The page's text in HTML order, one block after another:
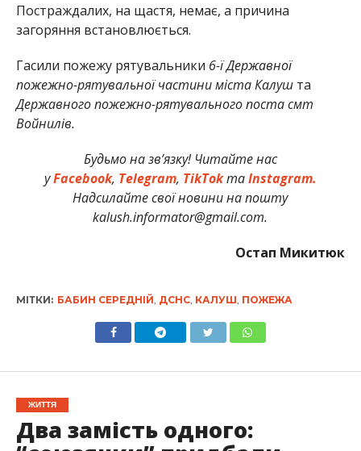
Постраждалих, на щастя, немає, а причина
загоряння встановлюється.
Гасили пожежу рятувальники 6-ї Державної
пожежно-рятувальної частини міста Калушта
Державного пожежно-рятувального поста смт
Войнилів.
Будьмо на зв’язку! Читайте нас
уFacebook, Telegram, TikTokтаInstagram.
Надсилайте свої новини на пошту
kalush.informator@gmail.com.
Остап Микитюк
МІТКИ: БАБИН СЕРЕДНІЙ ДСНС, КАЛУШ ПОЖЕЖА
ЖИТТЯ
Два замість одного: